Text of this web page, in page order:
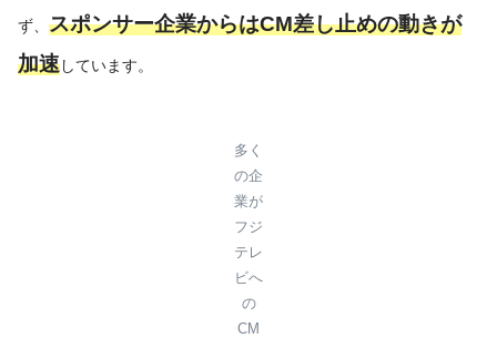
ず、 スポンサー企業からはCM差し止めの動きが
加速しています。
多く
の企
業が
フジ
テレ
ビへ
の
CM